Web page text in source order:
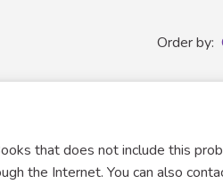
Order by:
that does not include this
the Internet. You can also